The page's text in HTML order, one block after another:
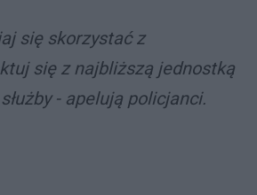
się skorzystać z
się z najbliższą jednostką
- apelują policjanci.